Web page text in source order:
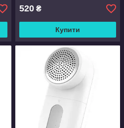
520 ₴
Купити